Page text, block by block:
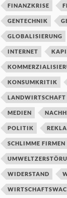
FINANZKRISE
GENTECHNIK
GLOBALISIERUNG
INTERNET
KONSUMKRITIK
LANDWIRTSCHAFT
MEDIEN
POLITIK
SCHLIMME FIRMEN
WIDERSTAND